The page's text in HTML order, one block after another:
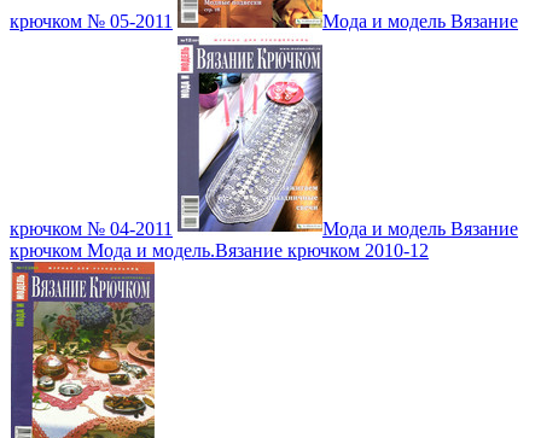
крючком № 05-2011 Мода и модель Вязание
крючком № 04-2011
Мода и модель Вязание
крючком Мода и модель.Вязание крючком 2010-12